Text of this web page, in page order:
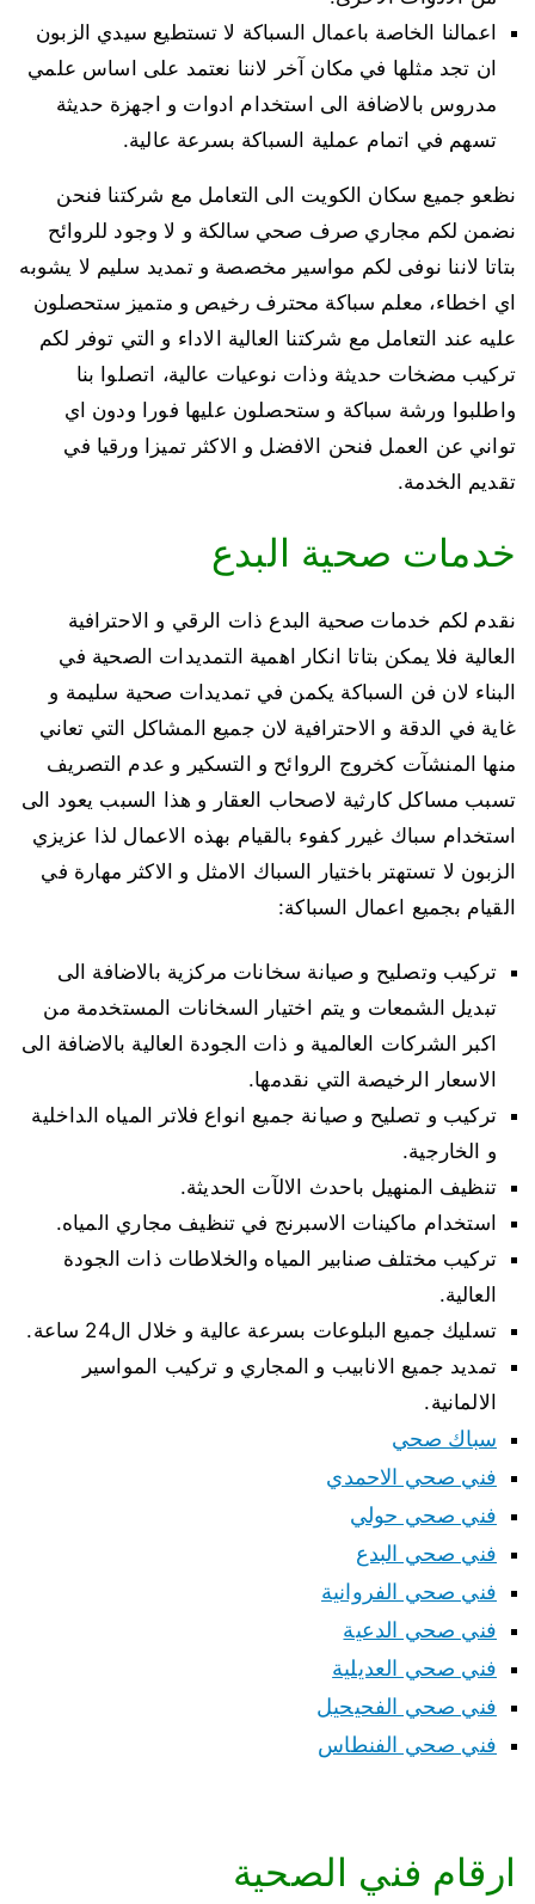
اعمالنا الخاصة باعمال السباكة لا تستطيع سيدي الزبون
ان تجد مثلها في مكان آخر لاننا نعتمد على اساس علمي
مدروس بالاضافة الى استخدام ادوات و اجهزة حديثة
تسهم في اتمام عملية السباكة بسرعة عالية.
نظعو جميع سكان الكويت الى التعامل مع شركتنا فنحن
نضمن لكم مجاري صرف صحي سالكة و لا وجود للروائح
بتاتا لاننا نوفى لكم مواسير مخصصة و تمديد سليم لا يشوبه
اي اخطاء، معلم سباكة محترف رخيص و متميز ستحصلون
عليه عند التعامل مع شركتنا العالية الاداء و التي توفر لكم
تركيب مضخات حديثة وذات نوعيات عالية، اتصلوا بنا
واطلبوا ورشة سباكة و ستحصلون عليها فورا ودون اي
تواني عن العمل فنحن الافضل و الاكثر تميزا ورقيا في
تقديم الخدمة.
خدمات صحية البدع
نقدم لكم خدمات صحية البدع ذات الرقي و الاحترافية
العالية فلا يمكن بتاتا انكار اهمية التمديدات الصحية في
البناء لان فن السباكة يكمن في تمديدات صحية سليمة و
غاية في الدقة و الاحترافية لان جميع المشاكل التي تعاني
منها المنشآت كخروج الروائح و التسكير و عدم التصريف
تسبب مساكل كارثية لاصحاب العقار و هذا السبب يعود الى
استخدام سباك غيرر كفوء بالقيام بهذه الاعمال لذا عزيزي
الزبون لا تستهتر باختيار السباك الامثل و الاكثر مهارة في
القيام بجميع اعمال السباكة:
تركيب وتصليح و صيانة سخانات مركزية بالاضافة الى
تبديل الشمعات و يتم اختيار السخانات المستخدمة من
اكبر الشركات العالمية و ذات الجودة العالية بالاضافة الى
الاسعار الرخيصة التي نقدمها.
تركيب و تصليح و صيانة جميع انواع فلاتر المياه الداخلية
و الخارجية.
تنظيف المنهيل باحدث الالآت الحديثة.
استخدام ماكينات الاسبرنج في تنظيف مجاري المياه.
تركيب مختلف صنابير المياه والخلاطات ذات الجودة
العالية.
تسليك جميع البلوعات بسرعة عالية و خلال ال24 ساعة.
تمديد جميع الانابيب و المجاري و تركيب المواسير
الالمانية.
سباك صحي
فني صحي الاحمدي
فني صحي حولي
فني صحي البدع
فني صحي الفروانية
فني صحي الدعية
فني صحي العديلية
فني صحي الفحيحيل
فني صحي الفنطاس
ارقام فني الصحية